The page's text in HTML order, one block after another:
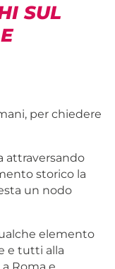
SUL
per chiedere
attraversando
storico la
un nodo
elemento
e tutti alla